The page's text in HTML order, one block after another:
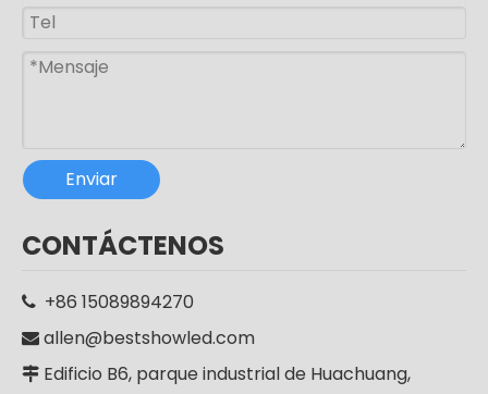
Enviar
CONTÁCTENOS
 +86 15089894270
 allen@bestshowled.com
 Edificio B6, parque industrial de Huachuang,